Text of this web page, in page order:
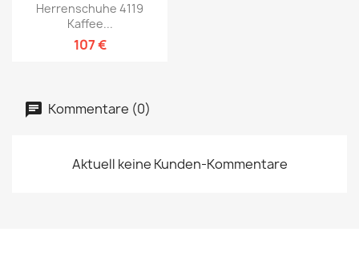
Herrenschuhe 4119
Kaffee...
107 €
Kommentare (0)
Aktuell keine Kunden-Kommentare